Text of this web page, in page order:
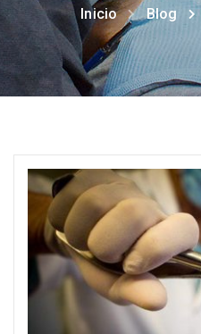
Inicio Blog